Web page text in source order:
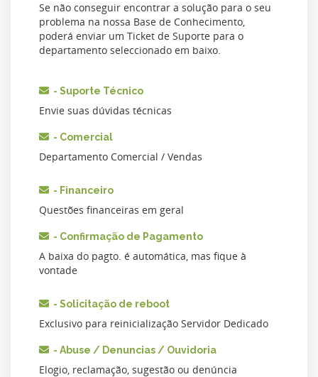
Se não conseguir encontrar a solução para o seu
problema na nossa Base de Conhecimento,
poderá enviar um Ticket de Suporte para o
departamento seleccionado em baixo.
- Suporte Técnico
Envie suas dúvidas técnicas
- Comercial
Departamento Comercial / Vendas
- Financeiro
Questões financeiras em geral
- Confirmação de Pagamento
A baixa do pagto. é automática, mas fique à
vontade
- Solicitação de reboot
Exclusivo para reinicialização Servidor Dedicado
- Abuse / Denuncias / Ouvidoria
Elogio, reclamação, sugestão ou denúncia